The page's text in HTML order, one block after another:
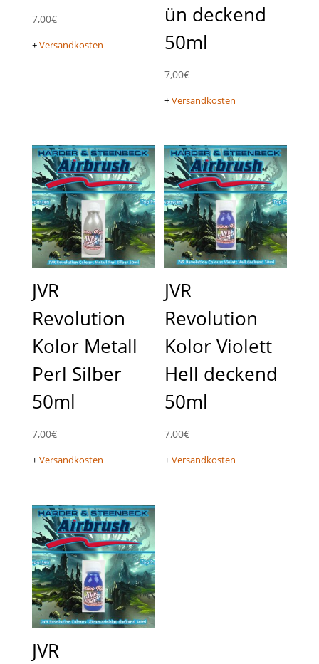
7,00€
+Versandkosten
ün deckend
50ml
7,00€
+Versandkosten
JVR
Revolution
Kolor Metall
Perl Silber
50ml
7,00€
+Versandkosten
JVR
Revolution
Kolor Violett
Hell deckend
50ml
7,00€
+Versandkosten
JVR